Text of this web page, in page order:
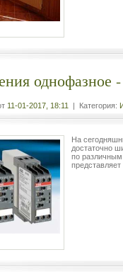
однофазное
11-01-2017, 18:11 | Категория:
На
достаточно
по